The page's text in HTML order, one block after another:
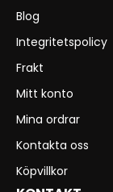
Blog
Integritetspolicy
Frakt
Mitt konto
Mina ordrar
Kontakta oss
Köpvillkor